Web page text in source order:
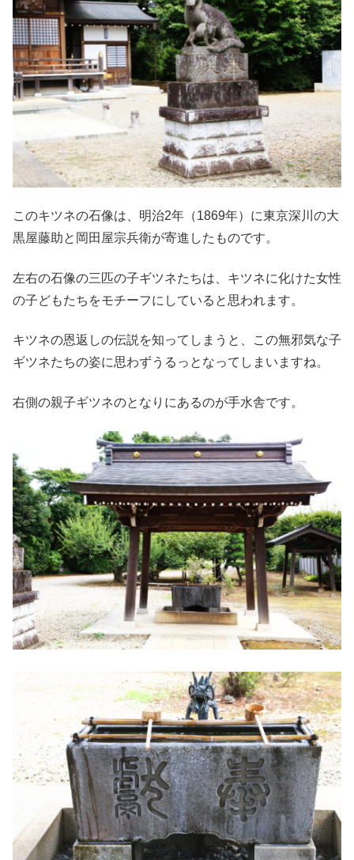
このキツネの石像は、明治2年（1869年）に東京深川の大
黒屋藤助と岡田屋宗兵衛が寄進したものです。
左右の石像の三匹の子ギツネたちは、キツネに化けた女性
の子どもたちをモチーフにしていると思われます。
キツネの恩返しの伝説を知ってしまうと、この無邪気な子
ギツネたちの姿に思わずうるっとなってしまいますね。
右側の親子ギツネのとなりにあるのが手水舎です。